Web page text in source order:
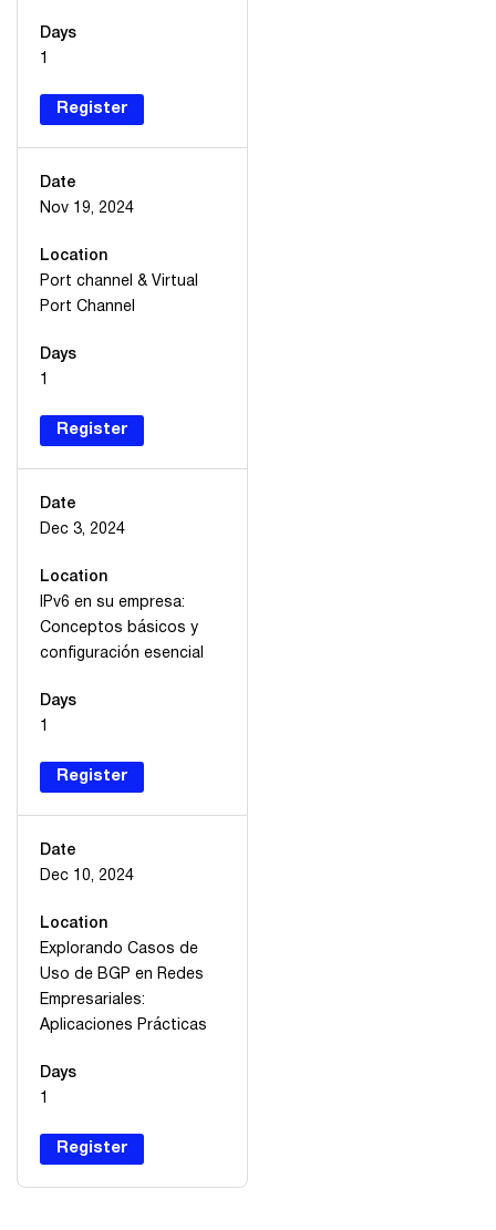
Days
1
Register
Date
Nov 19, 2024
Location
Port channel & Virtual
Port Channel
Days
1
Register
Date
Dec 3, 2024
Location
IPv6 en su empresa:
Conceptos básicos y
configuración esencial
Days
1
Register
Date
Dec 10, 2024
Location
Explorando Casos de
Uso de BGP en Redes
Empresariales:
Aplicaciones Prácticas
Days
1
Register